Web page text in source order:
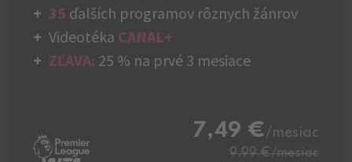
35 ďalších programov rôznych žánrov
Videotéka CANAL+
ZĽAVA: 25 % na prvé 3 mesiace
7,49 €/mesiac
9,99 €/mesiac